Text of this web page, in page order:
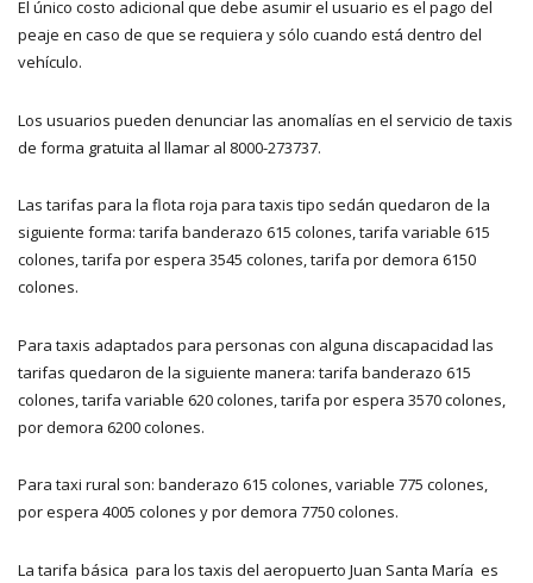
El único costo adicional que debe asumir el usuario es el pago del
peaje en caso de que se requiera y sólo cuando está dentro del
vehículo.
Los usuarios pueden denunciar las anomalías en el servicio de taxis
de forma gratuita al llamar al 8000-273737.
Las tarifas para la flota roja para taxis tipo sedán quedaron de la
siguiente forma: tarifa banderazo 615 colones, tarifa variable 615
colones, tarifa por espera 3545 colones, tarifa por demora 6150
colones.
Para taxis adaptados para personas con alguna discapacidad las
tarifas quedaron de la siguiente manera: tarifa banderazo 615
colones, tarifa variable 620 colones, tarifa por espera 3570 colones,
por demora 6200 colones.
Para taxi rural son: banderazo 615 colones, variable 775 colones,
por espera 4005 colones y por demora 7750 colones.
La tarifa básica para los taxis del aeropuerto Juan Santa María es